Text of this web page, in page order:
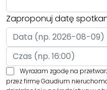
Zaproponuj datę
Wyrażam zgodę na
przez firmę Gaudium